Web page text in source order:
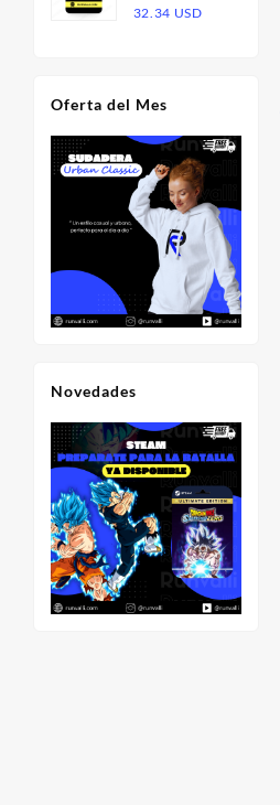
20.00 USD.13.00 USD.
32.34 USDRango
32.34 USD
Oferta del Mes
Novedades